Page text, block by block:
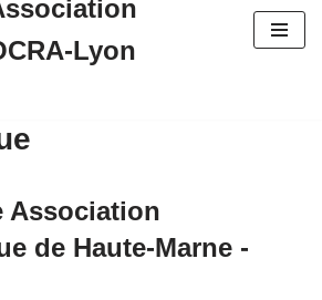
Lyon
Association
de Haute-Marne -